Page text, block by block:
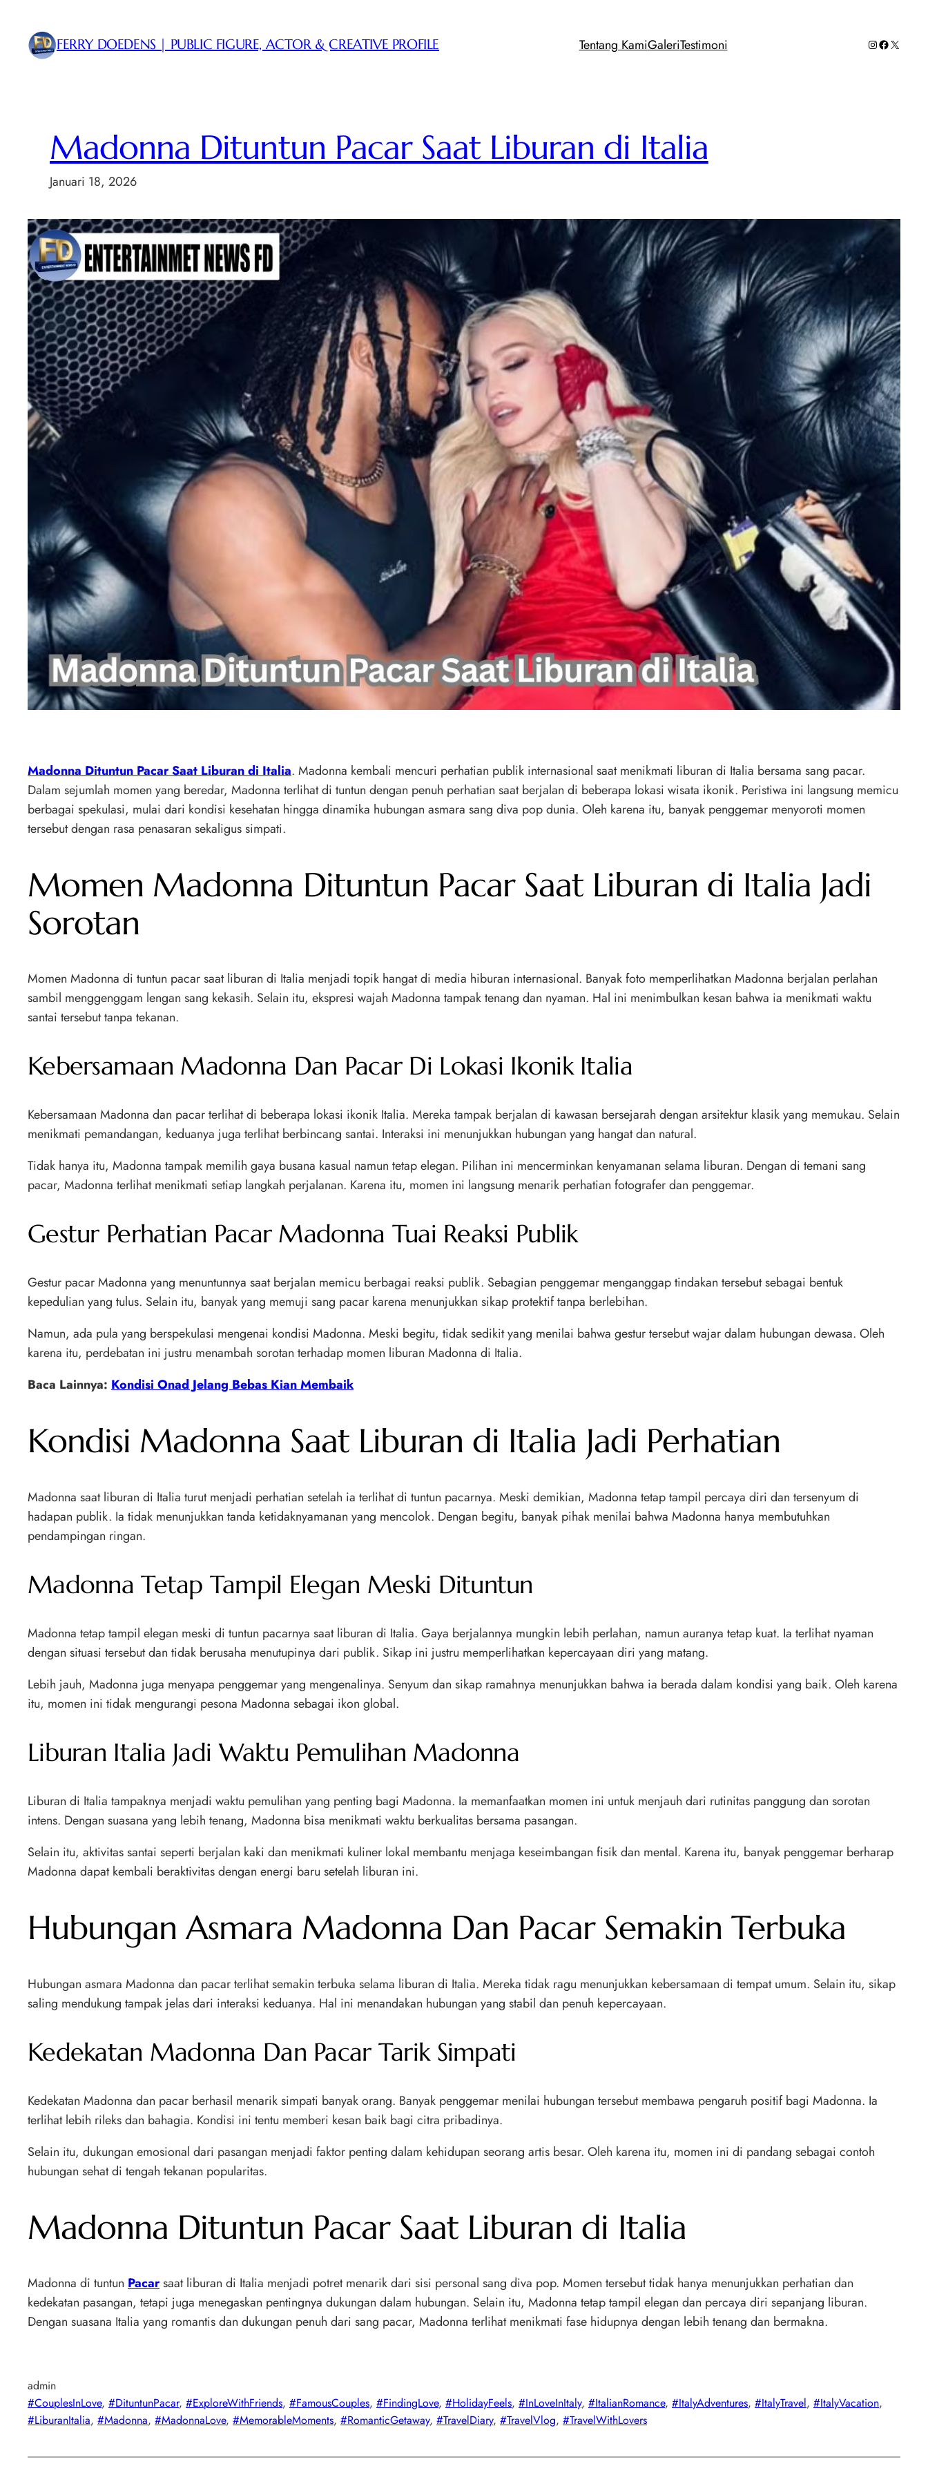
konten
FERRY DOEDENS | PUBLIC FIGURE, ACTOR & CREATIVE PROFILE Tentang KamiGaleriTestimoni Instagram
Facebook
X
Madonna Dituntun Pacar Saat Liburan di Italia
Januari 18, 2026
Madonna Dituntun Pacar Saat Liburan di Italia. Madonna kembali mencuri perhatian publik internasional saat menikmati liburan di Italia bersama sang pacar.
Dalam sejumlah momen yang beredar, Madonna terlihat di tuntun dengan penuh perhatian saat berjalan di beberapa lokasi wisata ikonik. Peristiwa ini langsung memicu
berbagai spekulasi, mulai dari kondisi kesehatan hingga dinamika hubungan asmara sang diva pop dunia. Oleh karena itu, banyak penggemar menyoroti momen
tersebut dengan rasa penasaran sekaligus simpati.
Momen Madonna Dituntun Pacar Saat Liburan di Italia Jadi
Sorotan
Momen Madonna di tuntun pacar saat liburan di Italia menjadi topik hangat di media hiburan internasional. Banyak foto memperlihatkan Madonna berjalan perlahan
sambil menggenggam lengan sang kekasih. Selain itu, ekspresi wajah Madonna tampak tenang dan nyaman. Hal ini menimbulkan kesan bahwa ia menikmati waktu
santai tersebut tanpa tekanan.
Kebersamaan Madonna Dan Pacar Di Lokasi Ikonik Italia
Kebersamaan Madonna dan pacar terlihat di beberapa lokasi ikonik Italia. Mereka tampak berjalan di kawasan bersejarah dengan arsitektur klasik yang memukau. Selain
menikmati pemandangan, keduanya juga terlihat berbincang santai. Interaksi ini menunjukkan hubungan yang hangat dan natural.
Tidak hanya itu, Madonna tampak memilih gaya busana kasual namun tetap elegan. Pilihan ini mencerminkan kenyamanan selama liburan. Dengan di temani sang
pacar, Madonna terlihat menikmati setiap langkah perjalanan. Karena itu, momen ini langsung menarik perhatian fotografer dan penggemar.
Gestur Perhatian Pacar Madonna Tuai Reaksi Publik
Gestur pacar Madonna yang menuntunnya saat berjalan memicu berbagai reaksi publik. Sebagian penggemar menganggap tindakan tersebut sebagai bentuk
kepedulian yang tulus. Selain itu, banyak yang memuji sang pacar karena menunjukkan sikap protektif tanpa berlebihan.
Namun, ada pula yang berspekulasi mengenai kondisi Madonna. Meski begitu, tidak sedikit yang menilai bahwa gestur tersebut wajar dalam hubungan dewasa. Oleh
karena itu, perdebatan ini justru menambah sorotan terhadap momen liburan Madonna di Italia.
Baca Lainnya: Kondisi Onad Jelang Bebas Kian Membaik
Kondisi Madonna Saat Liburan di Italia Jadi Perhatian
Madonna saat liburan di Italia turut menjadi perhatian setelah ia terlihat di tuntun pacarnya. Meski demikian, Madonna tetap tampil percaya diri dan tersenyum di
hadapan publik. Ia tidak menunjukkan tanda ketidaknyamanan yang mencolok. Dengan begitu, banyak pihak menilai bahwa Madonna hanya membutuhkan
pendampingan ringan.
Madonna Tetap Tampil Elegan Meski Dituntun
Madonna tetap tampil elegan meski di tuntun pacarnya saat liburan di Italia. Gaya berjalannya mungkin lebih perlahan, namun auranya tetap kuat. Ia terlihat nyaman
dengan situasi tersebut dan tidak berusaha menutupinya dari publik. Sikap ini justru memperlihatkan kepercayaan diri yang matang.
Lebih jauh, Madonna juga menyapa penggemar yang mengenalinya. Senyum dan sikap ramahnya menunjukkan bahwa ia berada dalam kondisi yang baik. Oleh karena
itu, momen ini tidak mengurangi pesona Madonna sebagai ikon global.
Liburan Italia Jadi Waktu Pemulihan Madonna
Liburan di Italia tampaknya menjadi waktu pemulihan yang penting bagi Madonna. Ia memanfaatkan momen ini untuk menjauh dari rutinitas panggung dan sorotan
intens. Dengan suasana yang lebih tenang, Madonna bisa menikmati waktu berkualitas bersama pasangan.
Selain itu, aktivitas santai seperti berjalan kaki dan menikmati kuliner lokal membantu menjaga keseimbangan fisik dan mental. Karena itu, banyak penggemar berharap
Madonna dapat kembali beraktivitas dengan energi baru setelah liburan ini.
Hubungan Asmara Madonna Dan Pacar Semakin Terbuka
Hubungan asmara Madonna dan pacar terlihat semakin terbuka selama liburan di Italia. Mereka tidak ragu menunjukkan kebersamaan di tempat umum. Selain itu, sikap
saling mendukung tampak jelas dari interaksi keduanya. Hal ini menandakan hubungan yang stabil dan penuh kepercayaan.
Kedekatan Madonna Dan Pacar Tarik Simpati
Kedekatan Madonna dan pacar berhasil menarik simpati banyak orang. Banyak penggemar menilai hubungan tersebut membawa pengaruh positif bagi Madonna. Ia
terlihat lebih rileks dan bahagia. Kondisi ini tentu memberi kesan baik bagi citra pribadinya.
Selain itu, dukungan emosional dari pasangan menjadi faktor penting dalam kehidupan seorang artis besar. Oleh karena itu, momen ini di pandang sebagai contoh
hubungan sehat di tengah tekanan popularitas.
Madonna Dituntun Pacar Saat Liburan di Italia
Madonna di tuntun Pacarsaat liburan di Italia menjadi potret menarik dari sisi personal sang diva pop. Momen tersebut tidak hanya menunjukkan perhatian dan
kedekatan pasangan, tetapi juga menegaskan pentingnya dukungan dalam hubungan. Selain itu, Madonna tetap tampil elegan dan percaya diri sepanjang liburan.
Dengan suasana Italia yang romantis dan dukungan penuh dari sang pacar, Madonna terlihat menikmati fase hidupnya dengan lebih tenang dan bermakna.
admin
#CouplesInLove, #DituntunPacar, #ExploreWithFriends, #FamousCouples, #FindingLove, #HolidayFeels, #InLoveInItaly, #ItalianRomance, #ItalyAdventures, #ItalyTravel, #ItalyVacation
#LiburanItalia, #Madonna, #MadonnaLove, #MemorableMoments, #RomanticGetaway, #TravelDiary, #TravelVlog, #TravelWithLovers